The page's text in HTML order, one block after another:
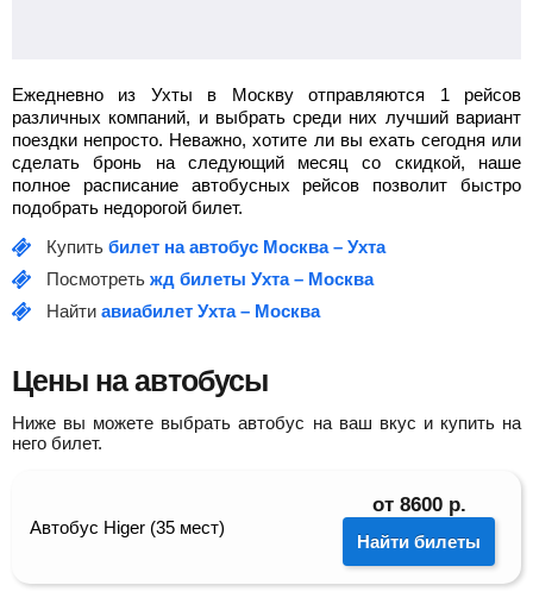
Ежедневно из Ухты в Москву отправляются 1 рейсов
различных компаний, и выбрать среди них лучший вариант
поездки непросто. Неважно, хотите ли вы ехать сегодня или
сделать бронь на следующий месяц со скидкой, наше
полное расписание автобусных рейсов позволит быстро
подобрать недорогой билет.
Купить билет на автобус Москва – Ухта
Посмотреть жд билеты Ухта – Москва
Найти авиабилет Ухта – Москва
Цены на автобусы
Ниже вы можете выбрать автобус на ваш вкус и купить на
него билет.
Автобус Higer (35 мест)
от 8600 р.
Найти билеты